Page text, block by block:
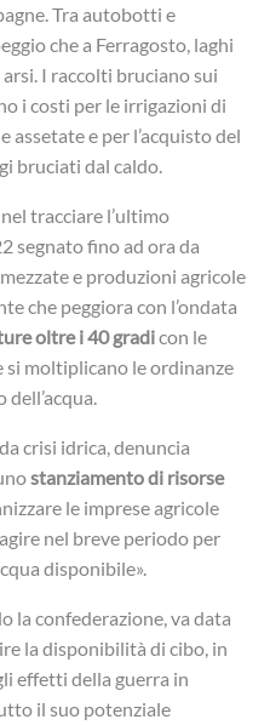
Tra autobotti e
che a Ferragosto, laghi
I raccolti bruciano sui
i costi per le irrigazioni di
assetate e per l’acquisto del
bruciati dal caldo.
tracciare l’ultimo
segnato fino ad ora da
e produzioni agricole
che peggiora con l’ondata
oltre i 40 gradicon le
si moltiplicano le ordinanze
crisi idrica, denuncia
stanziamento di risorse
le imprese agricole
nel breve periodo per
disponibile».
la confederazione, va data
la disponibilità di cibo, in
effetti della guerra in
il suo potenziale